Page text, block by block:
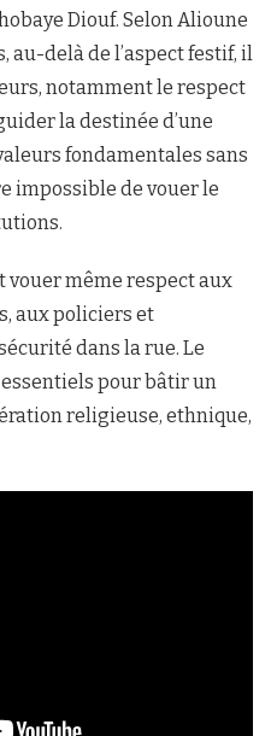
Diouf. Selon Alioune
au-delà de l’aspect festif, il
notamment le respect
la destinée d’une
fondamentales sans
impossible de vouer le
vouer même respect aux
aux policiers et
dans la rue. Le
pour bâtir un
religieuse, ethnique,